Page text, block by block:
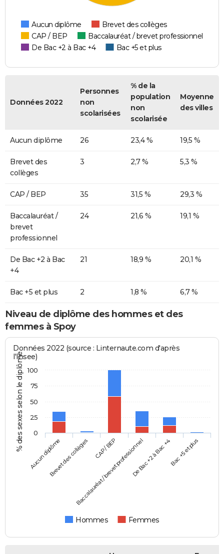
Aucun diplôme
Brevet des collèges
CAP / BEP
Baccalauréat / brevet professionnel
De Bac +2 à Bac +4
Bac +5 et plus
Données 2022
Personnes
non
scolarisées
% de la
population
non
scolarisée
Moyenne
des villes
Aucun diplôme 26 23,4 % 19,5 %
Brevet des
collèges
3 2,7 % 5,3 %
CAP / BEP 35 31,5 % 29,3 %
Baccalauréat /
brevet
professionnel
24 21,6 % 19,1 %
De Bac +2 à Bac
+4
21 18,9 % 20,1 %
Bac +5 et plus 2 1,8 % 6,7 %
Niveau de diplôme des hommes et des
femmes à Spoy
% des sexes selon le diplôme
Données 2022 (source : Linternaute.com d'après
l'Insee)
Hommes Femmes
Aucun diplômeBrevet des collèges CAP / BEP
Baccalauréat / brevet professionnelDe Bac +2 à Bac +4Bac +5 et plus
0
25
50
75
100